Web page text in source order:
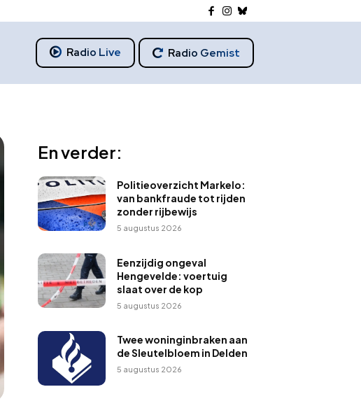
Radio Live Radio Gemist
En verder:
Politieoverzicht Markelo:
van bankfraude tot rijden
zonder rijbewijs
5 augustus 2026
Eenzijdig ongeval
Hengevelde: voertuig
slaat over de kop
5 augustus 2026
Twee woninginbraken aan
de Sleutelbloem in Delden
5 augustus 2026